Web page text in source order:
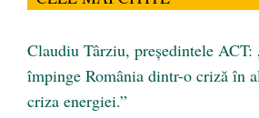
Claudiu Târziu, președintele ACT:
împinge România dintr-o criză în
criza energiei.”